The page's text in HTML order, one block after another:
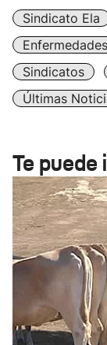
Sindicato Ela
Enfermedades
Sindicatos
Últimas
Te